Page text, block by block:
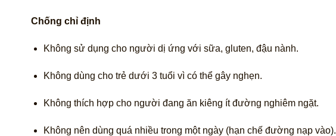
Chống chỉ định
Không sử dụng cho người dị ứng với sữa, gluten, đậu nành.
Không dùng cho trẻ dưới 3 tuổi vì có thể gây nghẹn.
Không thích hợp cho người đang ăn kiêng ít đường nghiêm ngặt.
Không nên dùng quá nhiều trong một ngày (hạn chế đường nạp vào).